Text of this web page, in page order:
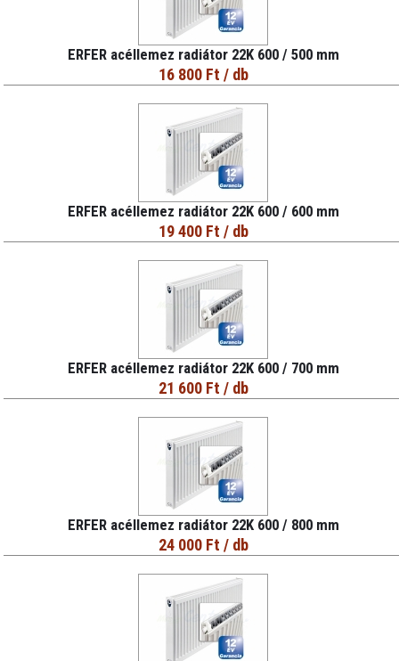
ERFER acéllemez radiátor 22K 600 / 500 mm
16 800 Ft / db
ERFER acéllemez radiátor 22K 600 / 600 mm
19 400 Ft / db
ERFER acéllemez radiátor 22K 600 / 700 mm
21 600 Ft / db
ERFER acéllemez radiátor 22K 600 / 800 mm
24 000 Ft / db